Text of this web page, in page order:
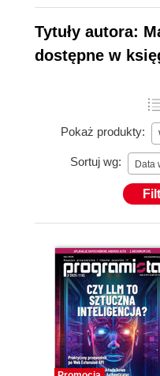
Tytuły autora:
dostępne w
Pokaż produkty:
Sortuj wg: Data